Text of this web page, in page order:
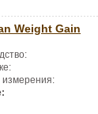
Weight Gain
измерения: